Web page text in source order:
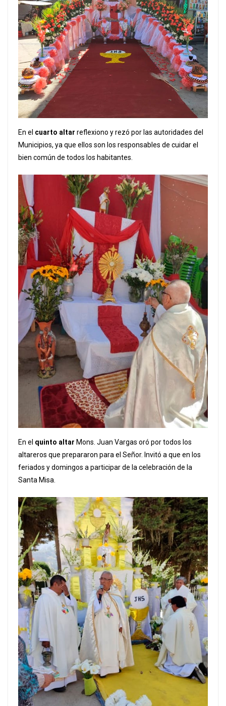
En el cuarto altar reflexiono y rezó por las autoridades del
Municipios, ya que ellos son los responsables de cuidar el
bien común de todos los habitantes.
En el quinto altar Mons. Juan Vargas oró por todos los
altareros que prepararon para el Señor. Invitó a que en los
feriados y domingos a participar de la celebración de la
Santa Misa.